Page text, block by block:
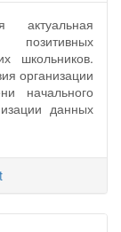
актуальная
школьников.
организации
начального
данных